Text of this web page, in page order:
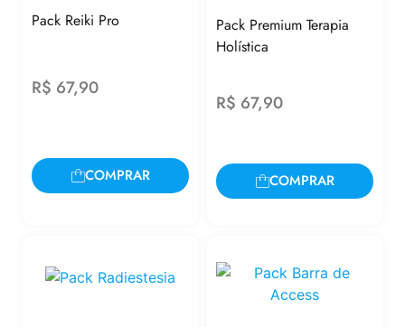
Pack Reiki Pro
R$ 67,90
COMPRAR
Pack Premium Terapia
Holística
R$ 67,90
COMPRAR